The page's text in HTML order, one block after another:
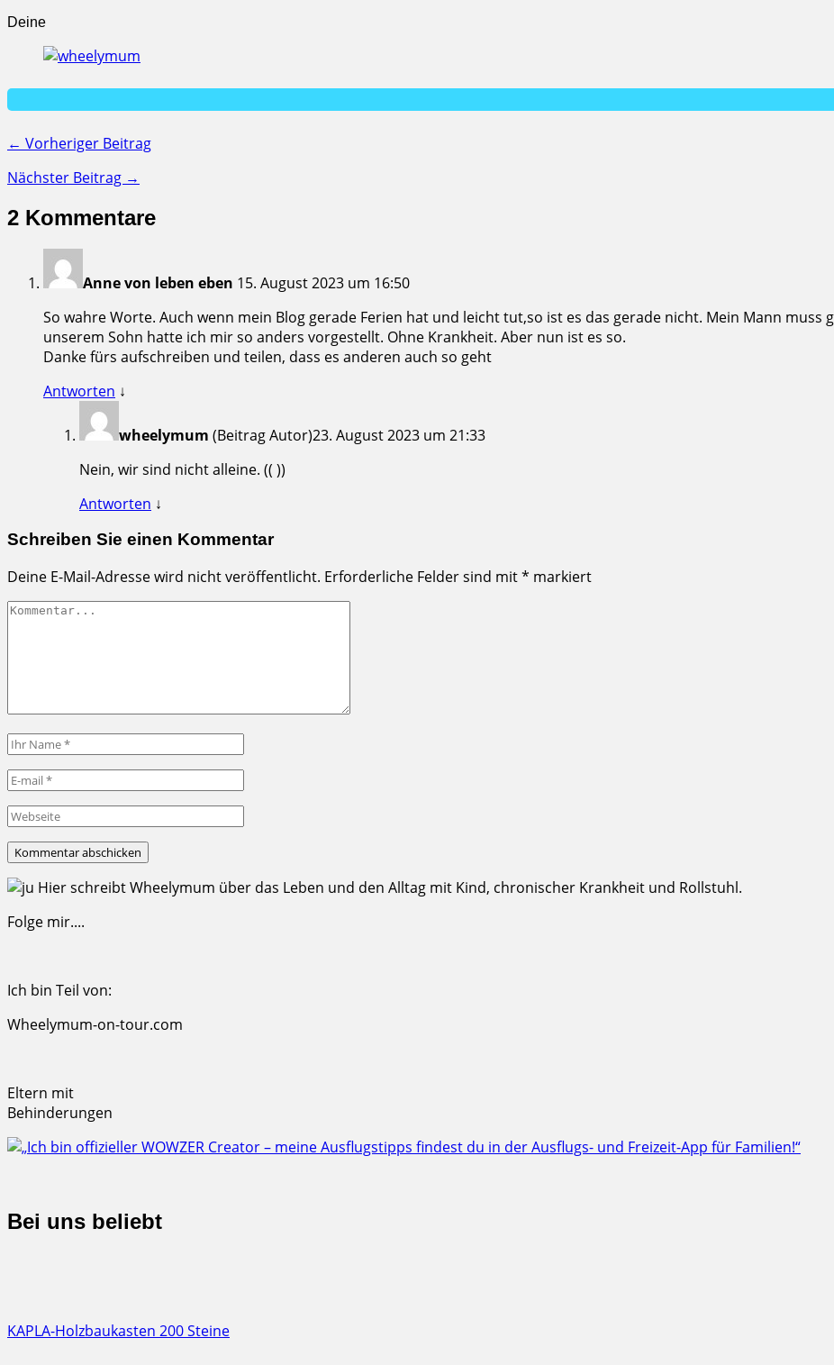
Deine
← Vorheriger Beitrag
Nächster Beitrag →
2 Kommentare
Anne von leben eben 15. August 2023 um 16:50
So wahre Worte. Auch wenn mein Blog gerade Ferien hat und leicht tut,so ist es das gerade nicht. Mein Mann muss
unserem Sohn hatte ich mir so anders vorgestellt. Ohne Krankheit. Aber nun ist es so.
Danke fürs aufschreiben und teilen, dass es anderen auch so geht
Antworten ↓
wheelymum (Beitrag Autor)23. August 2023 um 21:33
Nein, wir sind nicht alleine. (( ))
Antworten ↓
Schreiben Sie einen Kommentar
Deine E-Mail-Adresse wird nicht veröffentlicht. Erforderliche Felder sind mit* markiert
Hier schreibt Wheelymum über das Leben und den Alltag mit Kind, chronischer Krankheit und Rollstuhl.
Folge mir....
Ich bin Teil von:
Wheelymum-on-tour.com
Eltern mit
Behinderungen
Bei uns beliebt
KAPLA-Holzbaukasten 200 Steine